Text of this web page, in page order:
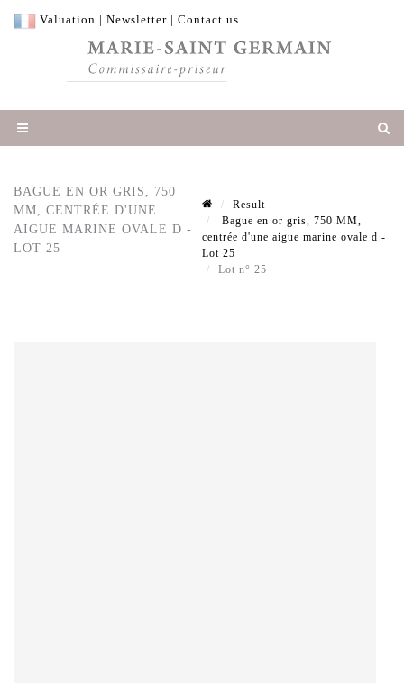
Valuation | Newsletter | Contact us
BAGUE EN OR GRIS, 750
MM, CENTRÉE D'UNE
AIGUE MARINE OVALE D -
LOT 25
Result
Bague en or gris, 750 MM,
centrée d'une aigue marine ovale d -
Lot 25
Lot n° 25